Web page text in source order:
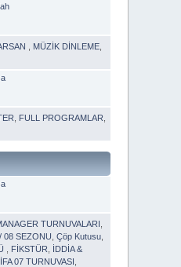
MÜZİK DİNLEME
FULL PROGRAMLAR
TURNUVALARI
08 SEZONU ,Çöp Kutusu
FİKSTÜR
İDDİA &
07 TURNUVASI